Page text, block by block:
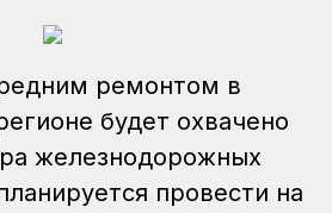
ремонтом в
будет охвачено
железнодорожных
провести на